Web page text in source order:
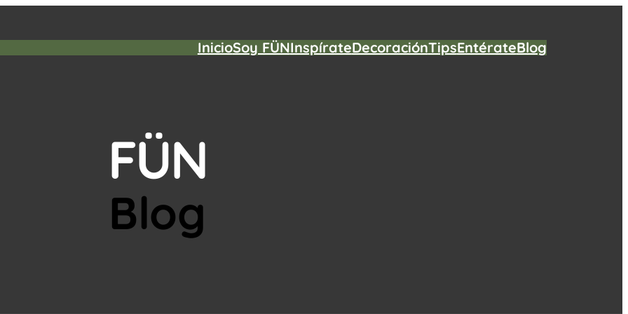
InicioSoy FÜNInspírateDecoraciónTipsEntérateBlog
FÜN
Blog